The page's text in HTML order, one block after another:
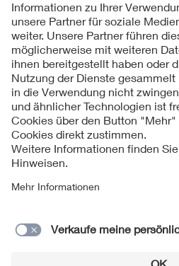
Kontakte
Service
Impressum
Datenschutzinformationen
Cookie Hinweise
Lieferantenportal